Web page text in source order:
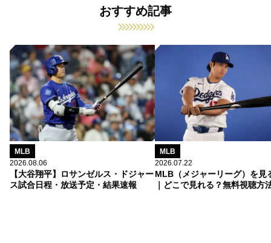
おすすめ記事
MLB
2026.08.06
【大谷翔平】ロサンゼルス・ドジャー
ス試合日程・放送予定・結果速報
MLB
2026.07.22
MLB（メジャーリーグ）を見
｜どこで見れる？無料視聴方